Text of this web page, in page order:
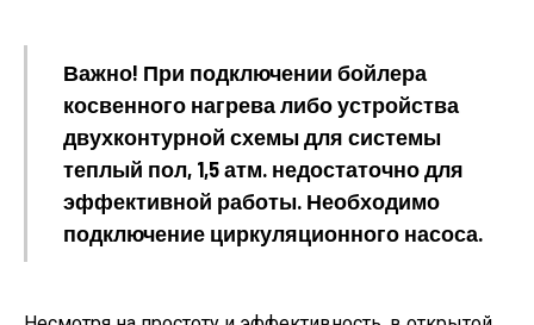
Важно! При подключении бойлера
косвенного нагрева либо устройства
двухконтурной схемы для системы
теплый пол, 1,5 атм. недостаточно для
эффективной работы. Необходимо
подключение циркуляционного насоса.